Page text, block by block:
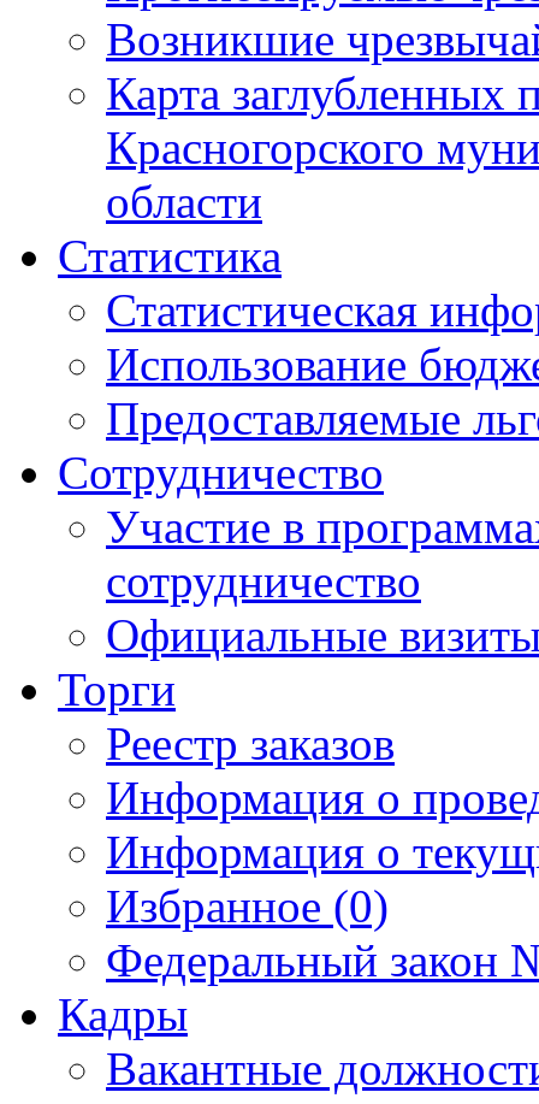
Возникшие
Карта
Красногорского
области
Статистика
Статистическая
Использование
Предоставляемые
Сотрудничество
Участие в
сотрудничество
Официальные
Торги
Реестр заказов
Информация о
Информация о
Избранное (0)
Федеральный закон
Кадры
Вакантные